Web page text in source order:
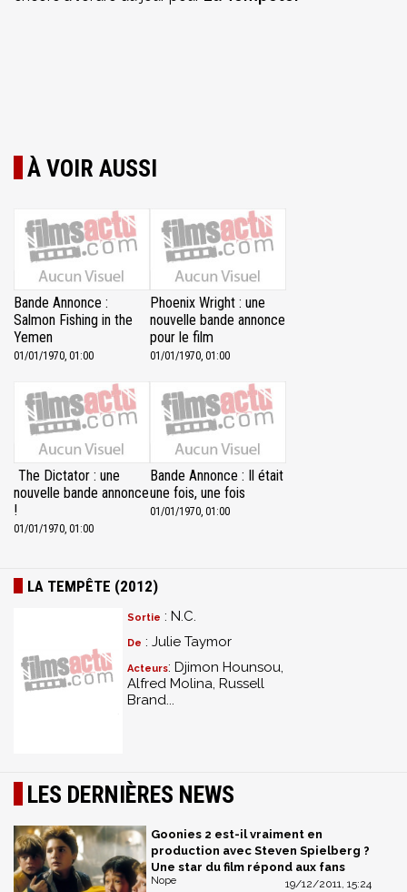
À VOIR AUSSI
Bande Annonce :
Salmon Fishing in the
Yemen
01/01/1970, 01:00
Phoenix Wright : une
nouvelle bande annonce
pour le film
01/01/1970, 01:00
The Dictator : une
nouvelle bande annonce
!
01/01/1970, 01:00
Bande Annonce : Il était
une fois, une fois
01/01/1970, 01:00
LA TEMPÊTE (2012)
Sortie : N.C.
De : Julie Taymor
Acteurs: Djimon Hounsou,
Alfred Molina, Russell
Brand...
LES DERNIÈRES NEWS
Goonies 2 est-il vraiment en
production avec Steven Spielberg ?
Une star du film répond aux fans
19/12/2011, 15:24
Nope